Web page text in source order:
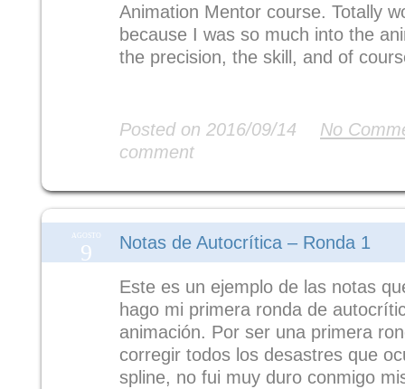
Animation Mentor course. Totally
because I was so much into the
the precision, the skill, and of
Posted on 2016/09/14
No
comment
AGOSTO
9 Notas de Autocrítica – Ronda 1
Este es un ejemplo de las notas
hago mi primera ronda de
animación. Por ser una primera
corregir todos los desastres que
spline, no fui muy duro conmigo